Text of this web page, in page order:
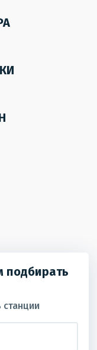
подбирать
станции